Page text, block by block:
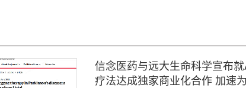
信念医药与远大生命科学宣布
疗法达成独家商业化合作 加速